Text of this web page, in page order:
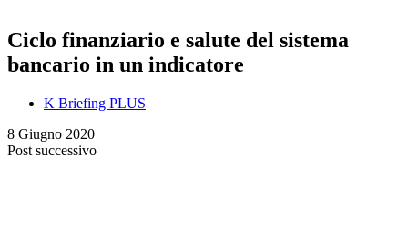
Ciclo finanziario e salute del sistema
bancario in un indicatore
K Briefing PLUS
8 Giugno 2020
Post successivo